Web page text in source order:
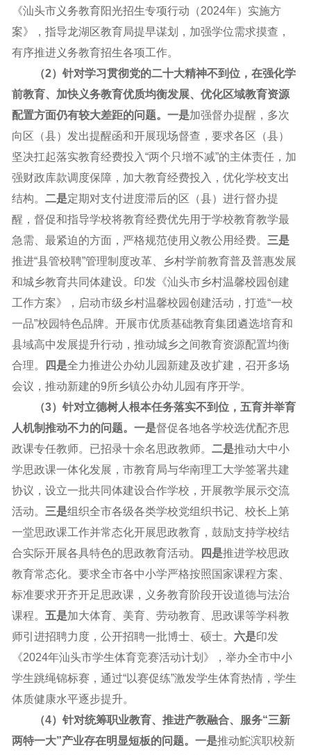
《汕头市义务教育阳光招生专项行动（2024年）实施方
案》，指导龙湖区教育局提早谋划，加强学位需求摸查，
有序推进义务教育招生各项工作。
（2）针对学习贯彻党的二十大精神不到位，在强化学
前教育、加快义务教育优质均衡发展、优化区域教育资源
配置方面仍有较大差距的问题。 一是加强督办提醒，多次
向区（县）发出提醒函和开展现场督查，要求各区（县）
坚决扛起落实教育经费投入“两个只增不减”的主体责任，加
强财政库款调度保障，加大教育经费投入，优化学校支出
结构。 二是定期对支付进度滞后的区（县）进行督办提
醒，督促和指导学校将教育经费优先用于学校教育教学最
急需、最紧迫的方面，严格规范使用义教公用经费。 三是
推进“县管校聘”管理制度改革、乡村学前教育普及普惠发展
和城乡教育共同体建设。印发《汕头市乡村温馨校园创建
工作方案》，启动市级乡村温馨校园创建活动，打造“一校
一品”校园特色品牌。开展市优质基础教育集团遴选培育和
县域高中发展提升行动，推动城乡之间教育资源配置均衡
合理。
四是全力推进公办幼儿园新建及改扩建，召开多场
会议，推动新建的9所乡镇公办幼儿园有序开学。
（3）针对立德树人根本任务落实不到位，五育并举育
人机制推动不力的问题。一是督促各地各学校选优配齐思
政课专任教师。已招录十余名思政教师。 二是推动大中小
学思政课一体化发展，市教育局与华南理工大学签署共建
协议，设立一批共同体建设合作学校，开展教学展示交流
活动。 三是组织全市各级各类学校党组织书记、校长上第
一堂思政课工作并常态化开展思政教育，鼓励支持学校结
合实际开展各具特色的思政教育活动。
四是推进学校思政
教育常态化。要求全市各中小学严格按照国家课程方案、
标准要求开齐开足思政课，义务教育阶段开设道德与法治
课程。 五是加大体育、美育、劳动教育、思政课等学科教
师引进招聘力度，公开招聘一批博士、硕士。 六是印发
《2024年汕头市学生体育竞赛活动计划》，举办全市中小
学生跳绳锦标赛，通过“以赛促练”激发学生体育热情，学生
体质健康水平逐步提升。
（4）针对统筹职业教育、推进产教融合、服务“三新
两特一大”产业存在明显短板的问题。一是推动鮀滨职校新